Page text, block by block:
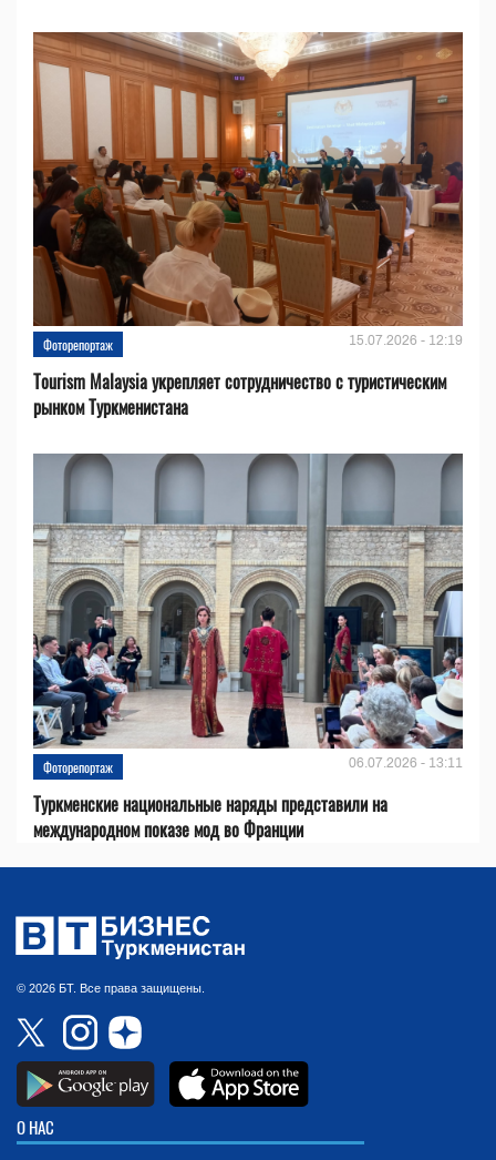
Фоторепортаж 15.07.2026 - 12:19
Tourism Malaysia укрепляет сотрудничество с туристическим
рынком Туркменистана
Фоторепортаж 06.07.2026 - 13:11
Туркменские национальные наряды представили на
международном показе мод во Франции
© 2026 БТ. Все права защищены.
О НАС